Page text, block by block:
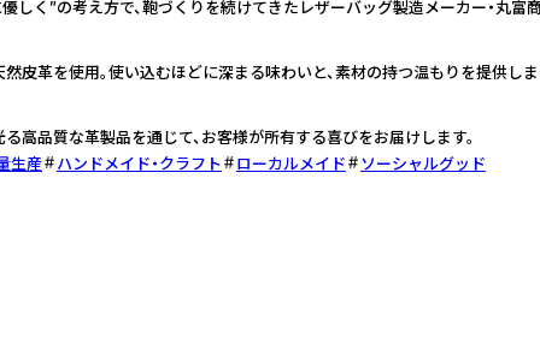
しく”の考え方で、鞄づくりを続けてきたレザーバッグ製造メーカー・丸富
皮革を使用。使い込むほどに深まる味わいと、素材の持つ温もりを提供しま
高品質な革製品を通じて、お客様が所有する喜びをお届けします。
生産
ハンドメイド・クラフト ローカルメイド ソーシャルグッド